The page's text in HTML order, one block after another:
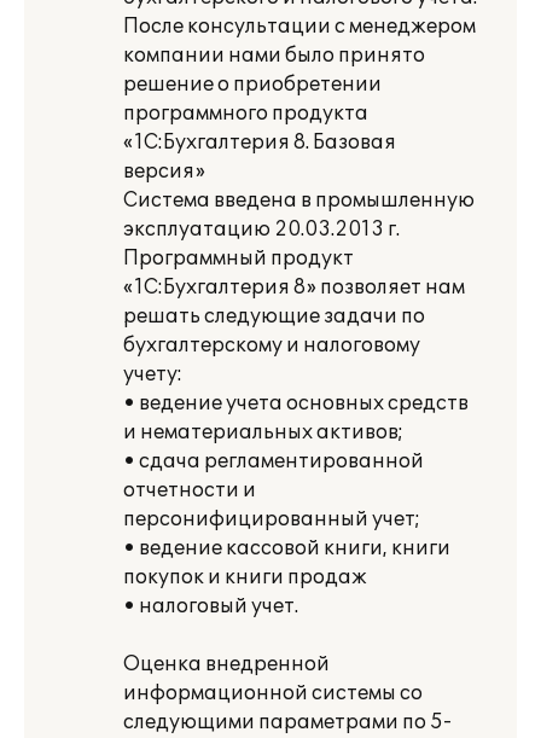
После консультации с менеджером
компании нами было принято
решение о приобретении
программного продукта
«1С:Бухгалтерия 8. Базовая
версия»
Система введена в промышленную
эксплуатацию 20.03.2013 г.
Программный продукт
«1С:Бухгалтерия 8» позволяет нам
решать следующие задачи по
бухгалтерскому и налоговому
учету:
• ведение учета основных средств
и нематериальных активов;
• сдача регламентированной
отчетности и
персонифицированный учет;
• ведение кассовой книги, книги
покупок и книги продаж
• налоговый учет.
Оценка внедренной
информационной системы со
следующими параметрами по 5-